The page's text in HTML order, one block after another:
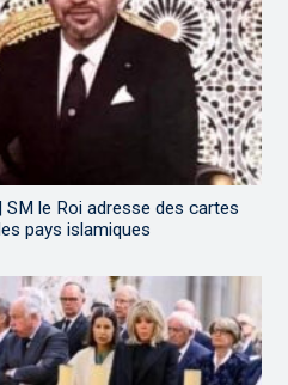
SM le Roi adresse des cartes
pays islamiques